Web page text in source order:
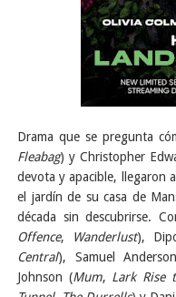
Drama que se pregunta
Fleabag) y Christopher
devota y apacible, llegaron
el jardín de su casa de
década sin descubrirse.
Offence, Wanderlust),
Central), Samuel
Johnson (Mum, Lark Rise